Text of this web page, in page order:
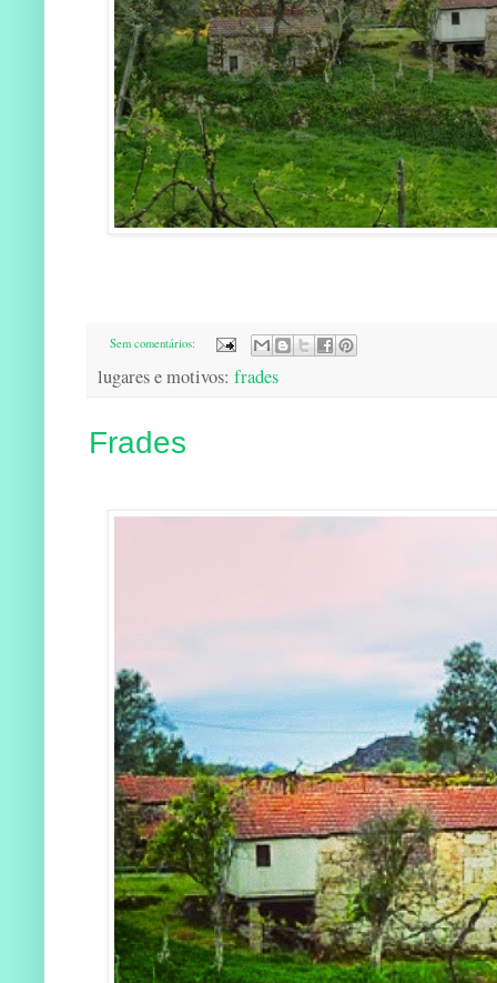
Sem comentários:
lugares e motivos: frades
Frades